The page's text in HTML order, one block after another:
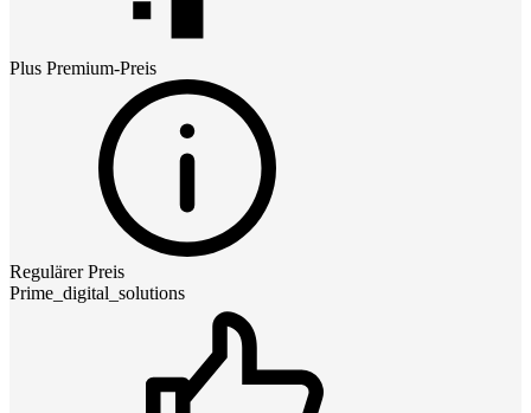
Plus Premium-Preis
Regulärer Preis
Prime_digital_solutions